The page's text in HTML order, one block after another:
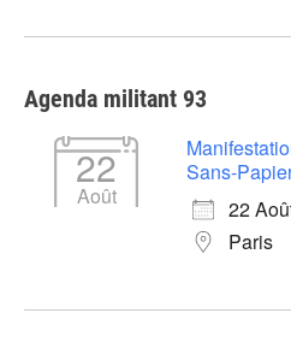
Agenda militant 93
22
Août
Sans-
22
Paris